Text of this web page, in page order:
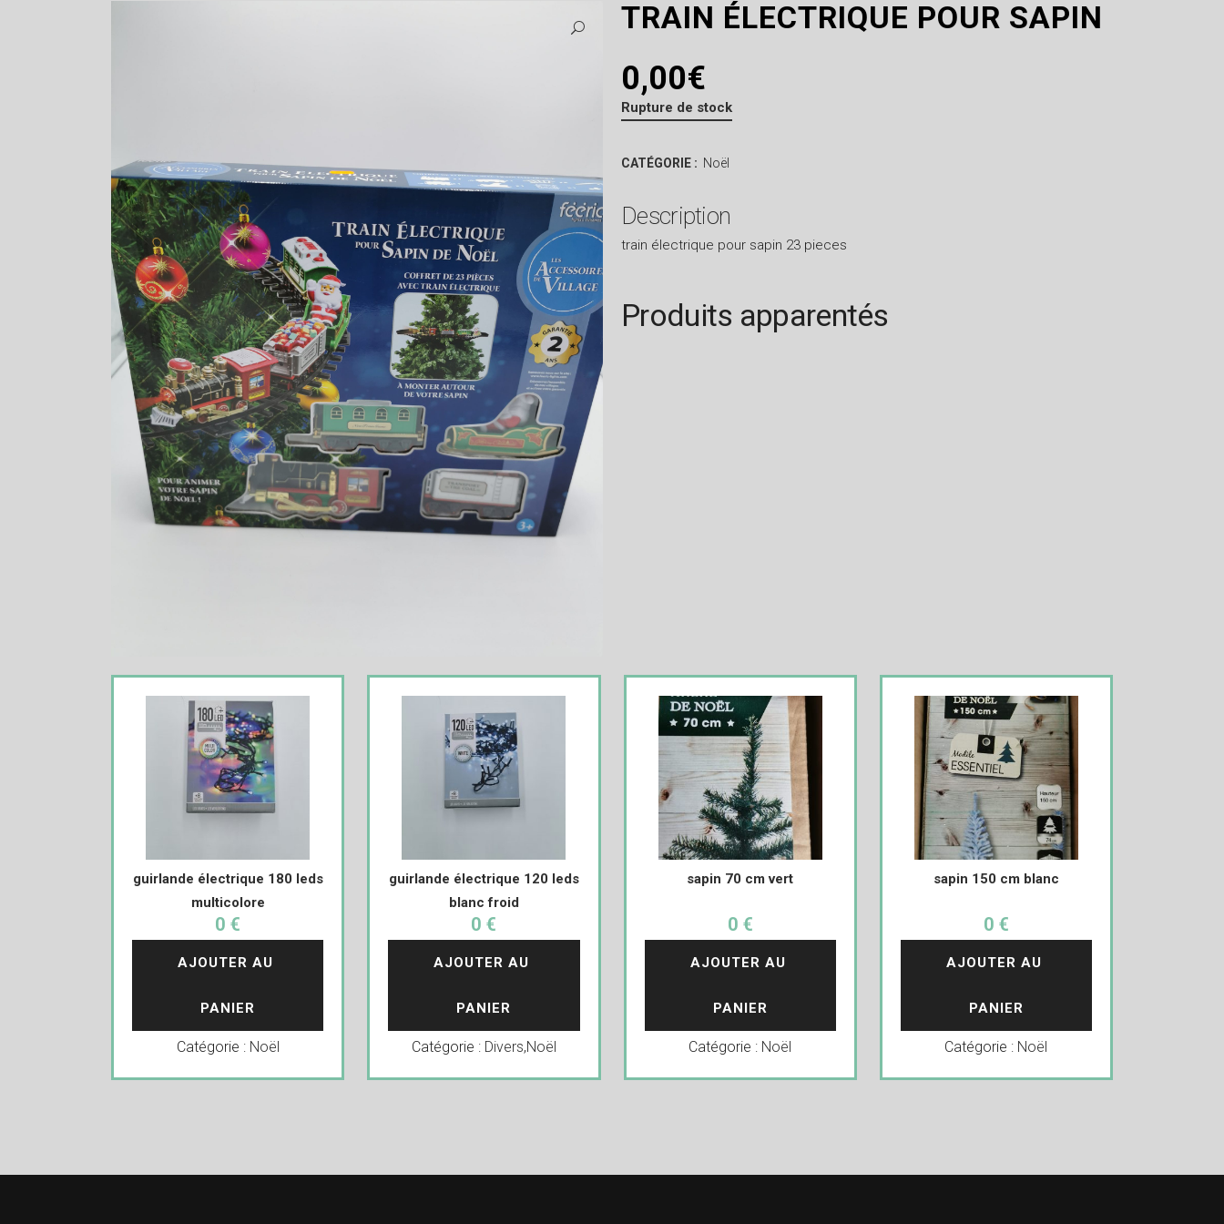
TRAIN ÉLECTRIQUE POUR SAPIN
0,00€
Rupture de stock
CATÉGORIE : Noël
Description
train électrique pour sapin 23 pieces
Produits apparentés
guirlande électrique 180 leds
multicolore
0 €
AJOUTER AU
PANIER
Catégorie : Noël
guirlande électrique 120 leds
blanc froid
0 €
AJOUTER AU
PANIER
Catégorie : Divers,Noël
sapin 70 cm vert
0 €
AJOUTER AU
PANIER
Catégorie : Noël
sapin 150 cm blanc
0 €
AJOUTER AU
PANIER
Catégorie : Noël